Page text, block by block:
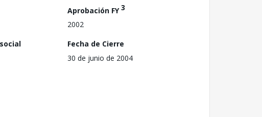
Aprobación FY3
2002
Fecha de Cierre
30 de junio de 2004